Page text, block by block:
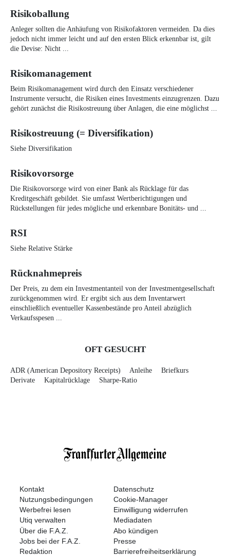
Risikoballung
Anleger sollten die Anhäufung von Risikofaktoren vermeiden. Da dies
jedoch nicht immer leicht und auf den ersten Blick erkennbar ist, gilt
die Devise: Nicht ...
Risikomanagement
Beim Risikomanagement wird durch den Einsatz verschiedener
Instrumente versucht, die Risiken eines Investments einzugrenzen. Dazu
gehört zunächst die Risikostreuung über Anlagen, die eine möglichst ...
Risikostreuung (= Diversifikation)
Siehe Diversifikation
Risikovorsorge
Die Risikovorsorge wird von einer Bank als Rücklage für das
Kreditgeschäft gebildet. Sie umfasst Wertberichtigungen und
Rückstellungen für jedes mögliche und erkennbare Bonitäts- und ...
RSI
Siehe Relative Stärke
Rücknahmepreis
Der Preis, zu dem ein Investmentanteil von der Investmentgesellschaft
zurückgenommen wird. Er ergibt sich aus dem Inventarwert
einschließlich eventueller Kassenbestände pro Anteil abzüglich
Verkaufsspesen ...
OFT GESUCHT
ADR (American Depository Receipts) Anleihe
Briefkurs
Derivate
Kapitalrücklage Sharpe-Ratio
Kontakt
Datenschutz
Nutzungsbedingungen
Cookie-Manager
Werbefrei lesen
Einwilligung widerrufen
Utiq verwalten
Mediadaten
Über die F.A.Z.
Abo kündigen
Jobs bei der F.A.Z.
Presse
Redaktion
Barrierefreiheitserklärung